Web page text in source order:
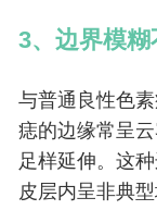
3、边界模糊
与普通良性色
痣的边缘常呈
足样延伸。这
皮层内呈非典